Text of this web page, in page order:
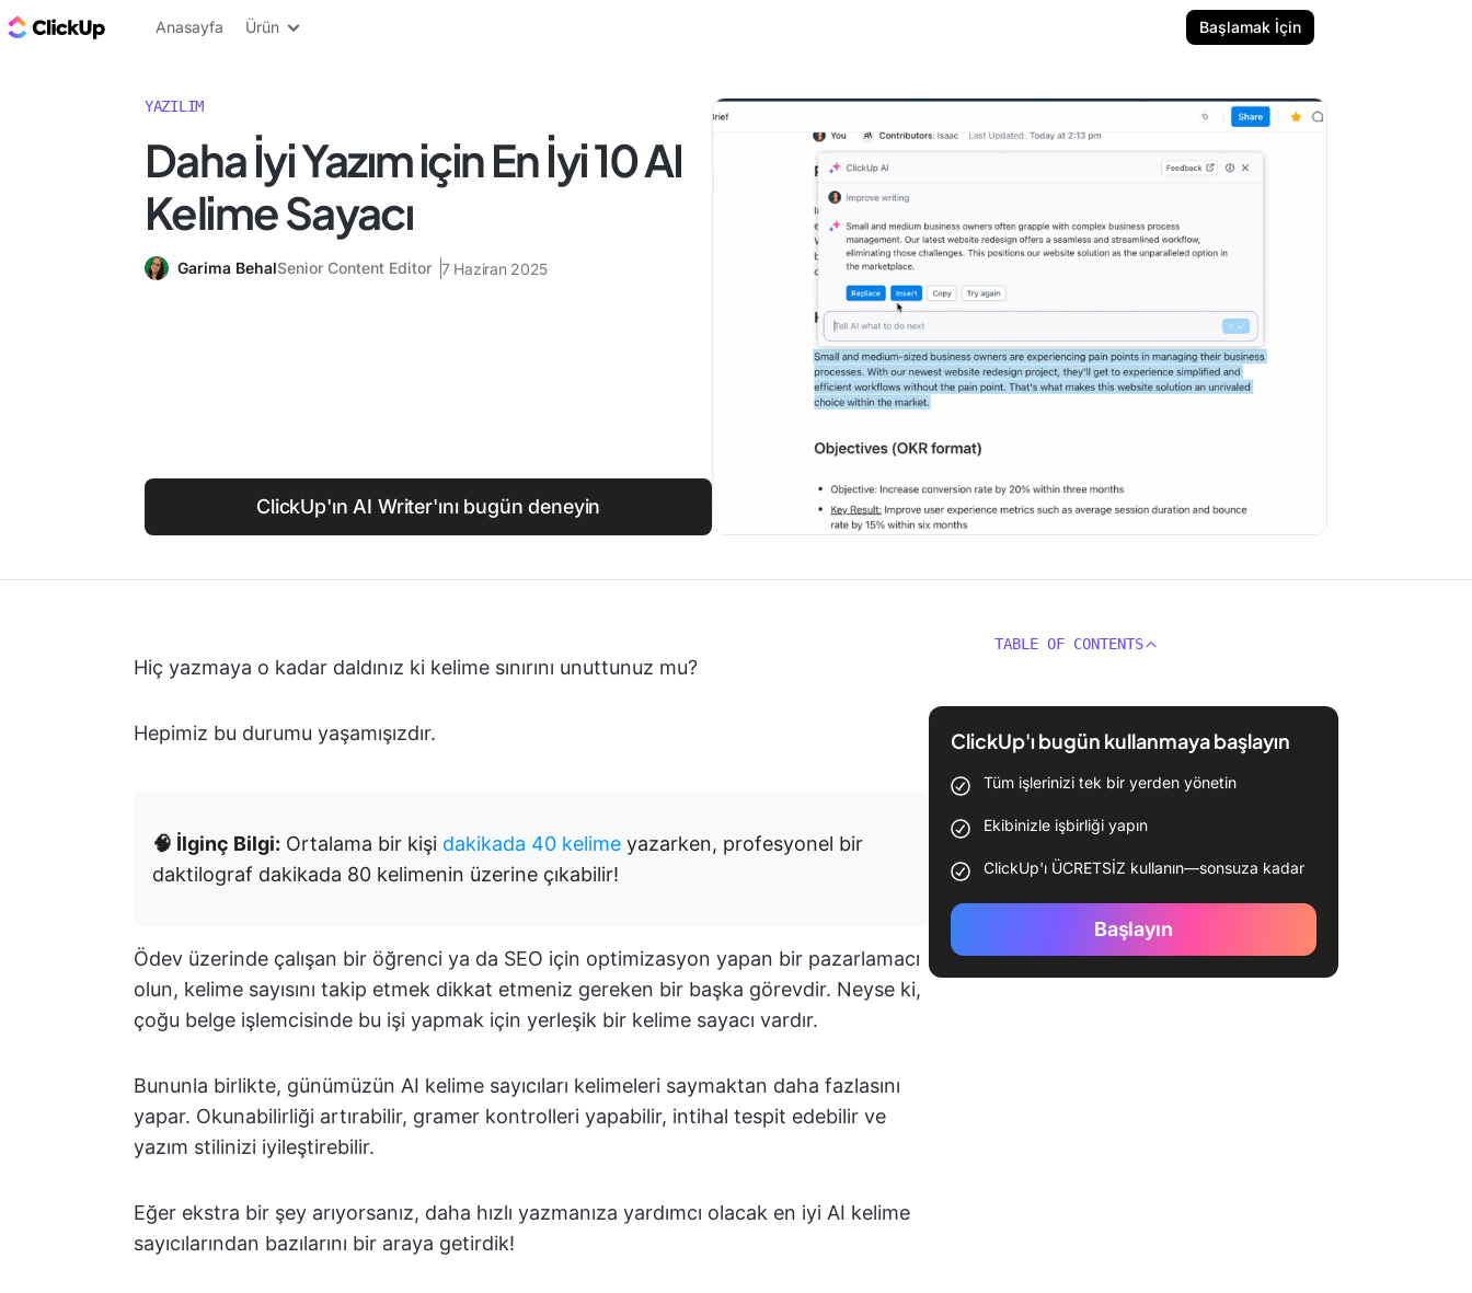
ClickUp Blog
Anasayfa Ürün Başlamak İçin
YAZILIM
Daha İyi Yazım için En İyi 10 AI
Kelime Sayacı
Garima BehalSenior Content Editor 7 Haziran 2025
ClickUp'ın AI Writer'ını bugün deneyin
Hiç yazmaya o kadar daldınız ki kelime sınırını unuttunuz mu?
Hepimiz bu durumu yaşamışızdır.
🧠 İlginç Bilgi: Ortalama bir kişi dakikada 40 kelime yazarken, profesyonel bir
daktilograf dakikada 80 kelimenin üzerine çıkabilir!
Ödev üzerinde çalışan bir öğrenci ya da SEO için optimizasyon yapan bir pazarlamacı
olun, kelime sayısını takip etmek dikkat etmeniz gereken bir başka görevdir. Neyse ki,
çoğu belge işlemcisinde bu işi yapmak için yerleşik bir kelime sayacı vardır.
Bununla birlikte, günümüzün AI kelime sayıcıları kelimeleri saymaktan daha fazlasını
yapar. Okunabilirliği artırabilir, gramer kontrolleri yapabilir, intihal tespit edebilir ve
yazım stilinizi iyileştirebilir.
Eğer ekstra bir şey arıyorsanız, daha hızlı yazmanıza yardımcı olacak en iyi AI kelime
sayıcılarından bazılarını bir araya getirdik!
TABLE OF CONTENTS
ClickUp'ı bugün kullanmaya başlayın
Tüm işlerinizi tek bir yerden yönetin
Ekibinizle işbirliği yapın
ClickUp'ı ÜCRETSİZ kullanın—sonsuza kadar
Başlayın